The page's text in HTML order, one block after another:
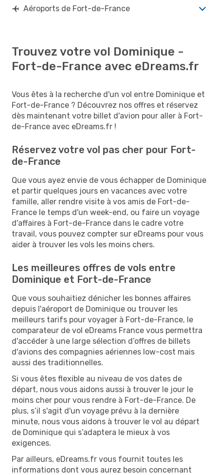
Aéroports de Fort-de-France
Trouvez votre vol Dominique -
Fort-de-France avec eDreams.fr
Vous êtes à la recherche d'un vol entre Dominique et
Fort-de-France ? Découvrez nos offres et réservez
dès maintenant votre billet d'avion pour aller à Fort-
de-France avec eDreams.fr !
Réservez votre vol pas cher pour Fort-
de-France
Que vous ayez envie de vous échapper de Dominique
et partir quelques jours en vacances avec votre
famille, aller rendre visite à vos amis de Fort-de-
France le temps d'un week-end, ou faire un voyage
d'affaires à Fort-de-France dans le cadre votre
travail, vous pouvez compter sur eDreams pour vous
aider à trouver les vols les moins chers.
Les meilleures offres de vols entre
Dominique et Fort-de-France
Que vous souhaitiez dénicher les bonnes affaires
depuis l'aéroport de Dominique ou trouver les
meilleurs tarifs pour voyager à Fort-de-France, le
comparateur de vol eDreams France vous permettra
d'accéder à une large sélection d’offres de billets
d'avions des compagnies aériennes low-cost mais
aussi des traditionnelles.
Si vous êtes flexible au niveau de vos dates de
départ, nous vous aidons aussi à trouver le jour le
moins cher pour vous rendre à Fort-de-France. De
plus, s’il s'agit d'un voyage prévu à la dernière
minute, nous vous aidons à trouver le vol au départ
de Dominique qui s’adaptera le mieux à vos
exigences.
Par ailleurs, eDreams.fr vous fournit toutes les
informations dont vous aurez besoin concernant